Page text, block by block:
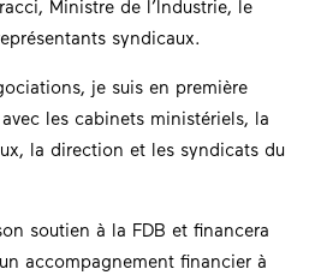
Ministre de l’Industrie, le
syndicaux.
je suis en première
les cabinets ministériels, la
la direction et les syndicats du
soutien à la FDB et financera
accompagnement financier à